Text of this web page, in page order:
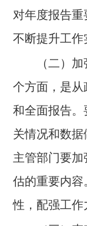
对年度报告
不断提升工作
（二）加
个方面，是
和全面报告
关情况和数
主管部门要
估的重要内
性，配强工作